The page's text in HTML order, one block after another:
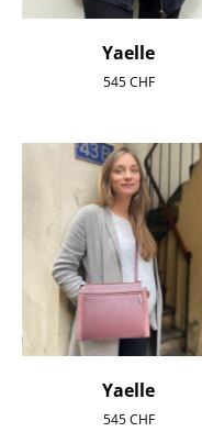
Yaelle
545CHF
Yaelle
545CHF